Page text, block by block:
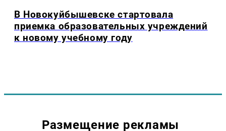
В Новокуйбышевске стартовала
приемка образовательных учреждений
к новому учебному году
Размещение рекламы